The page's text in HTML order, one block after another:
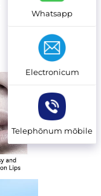
Whatsapp
Electronicum
Telephōnum mōbile